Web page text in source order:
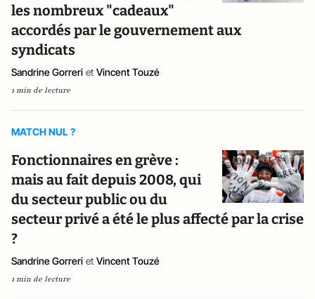
les nombreux "cadeaux"
accordés par le gouvernement aux
syndicats
Sandrine Gorreri et Vincent Touzé
1 min de lecture
MATCH NUL ?
Fonctionnaires en grève :
mais au fait depuis 2008, qui
du secteur public ou du
secteur privé a été le plus affecté par la crise
?
Sandrine Gorreri et Vincent Touzé
1 min de lecture